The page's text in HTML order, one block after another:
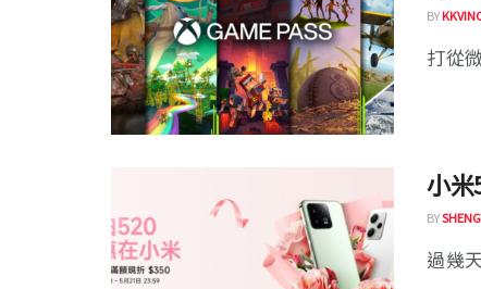
BY
打從
小米
BY
過幾